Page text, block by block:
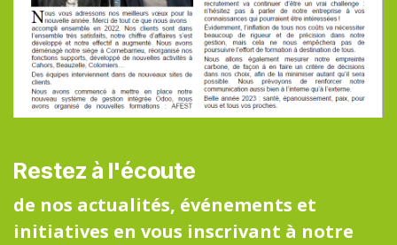
Restez à l'écoute
de nos actualités, événements et
initiatives en vous inscrivant à notre